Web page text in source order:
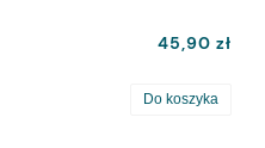
45,90 zł
Do koszyka